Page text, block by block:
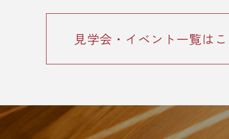
見学会・イベント一覧は